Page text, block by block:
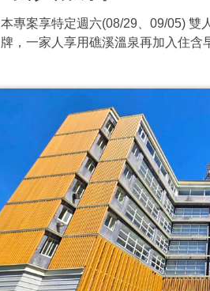
本專案享特定週六(08/29、09/05) 雙
牌，一家人享用礁溪溫泉再加入住含